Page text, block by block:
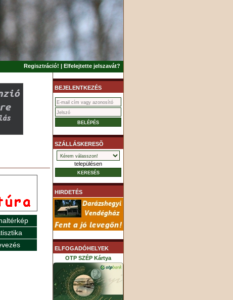
Regisztráció! | Elfelejtette jelszavát?
BEJELENTKEZÉS
SZÁLLÁSKERESÕ
településen
HIRDETÉS
ELFOGADÓHELYEK
OTP SZÉP Kártya